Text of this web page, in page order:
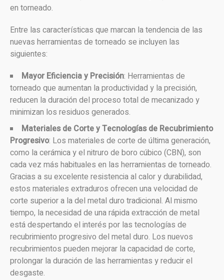
en torneado.
Entre las características que marcan la tendencia de las
nuevas herramientas de torneado se incluyen las
siguientes:
Mayor Eficiencia y Precisión: Herramientas de
torneado que aumentan la productividad y la precisión,
reducen la duración del proceso total de mecanizado y
minimizan los residuos generados.
Materiales de Corte y Tecnologías de Recubrimiento
Progresivo: Los materiales de corte de última generación,
como la cerámica y el nitruro de boro cúbico (CBN), son
cada vez más habituales en las herramientas de torneado.
Gracias a su excelente resistencia al calor y durabilidad,
estos materiales extraduros ofrecen una velocidad de
corte superior a la del metal duro tradicional. Al mismo
tiempo, la necesidad de una rápida extracción de metal
está despertando el interés por las tecnologías de
recubrimiento progresivo del metal duro. Los nuevos
recubrimientos pueden mejorar la capacidad de corte,
prolongar la duración de las herramientas y reducir el
desgaste.